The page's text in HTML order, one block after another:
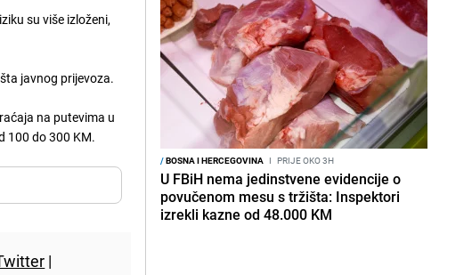
su više izloženi,
javnog prijevoza.
na putevima u
100 do 300 KM.
|
/BOSNA I HERCEGOVINA I PRIJE OKO 3H
U FBiH nema jedinstvene evidencije o
povučenom mesu s tržišta: Inspektori
izrekli kazne od 48.000 KM